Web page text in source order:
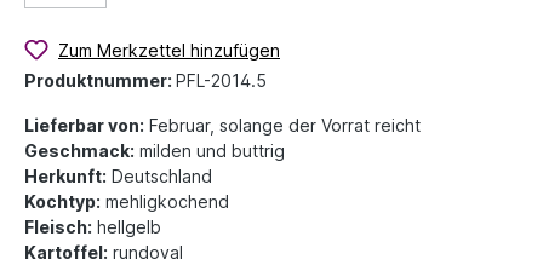
Zum Merkzettel hinzufügen
Produktnummer: PFL-2014.5
Lieferbar von: Februar, solange der Vorrat reicht
Geschmack: milden und buttrig
Herkunft: Deutschland
Kochtyp: mehligkochend
Fleisch: hellgelb
Kartoffel: rundoval